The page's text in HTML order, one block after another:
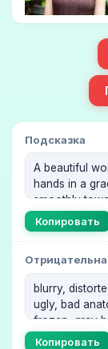
Подсказка
Копировать
Копировать